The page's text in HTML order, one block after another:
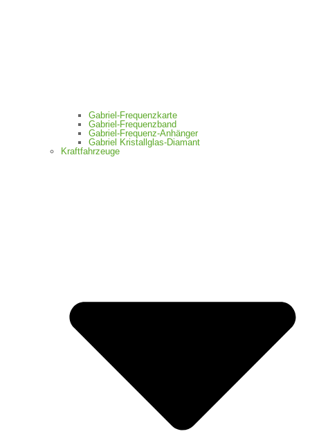
Gabriel-Frequenzkarte
Gabriel-Frequenzband
Gabriel-Frequenz-Anhänger
Gabriel Kristallglas-Diamant
Kraftfahrzeuge